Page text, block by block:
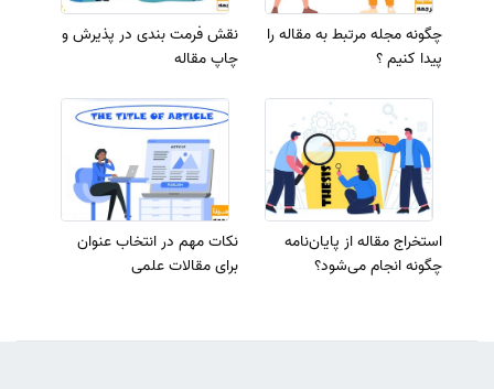
چگونه مجله مرتبط به مقاله را
پیدا کنیم ؟
نقش فرمت بندی در پذیرش و
چاپ مقاله
استخراج مقاله از پایان‌نامه
چگونه انجام می‌شود؟
نکات مهم در انتخاب عنوان
برای مقالات علمی